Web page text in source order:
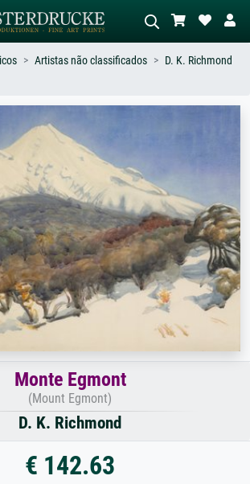
Hokusai, nu.
a óleo escura, nu em pé ao lado de
uma árvore.
Artistas não classificados
D. K. Richmond
Monte Egmont
(Mount Egmont)
D. K. Richmond
€ 142.63